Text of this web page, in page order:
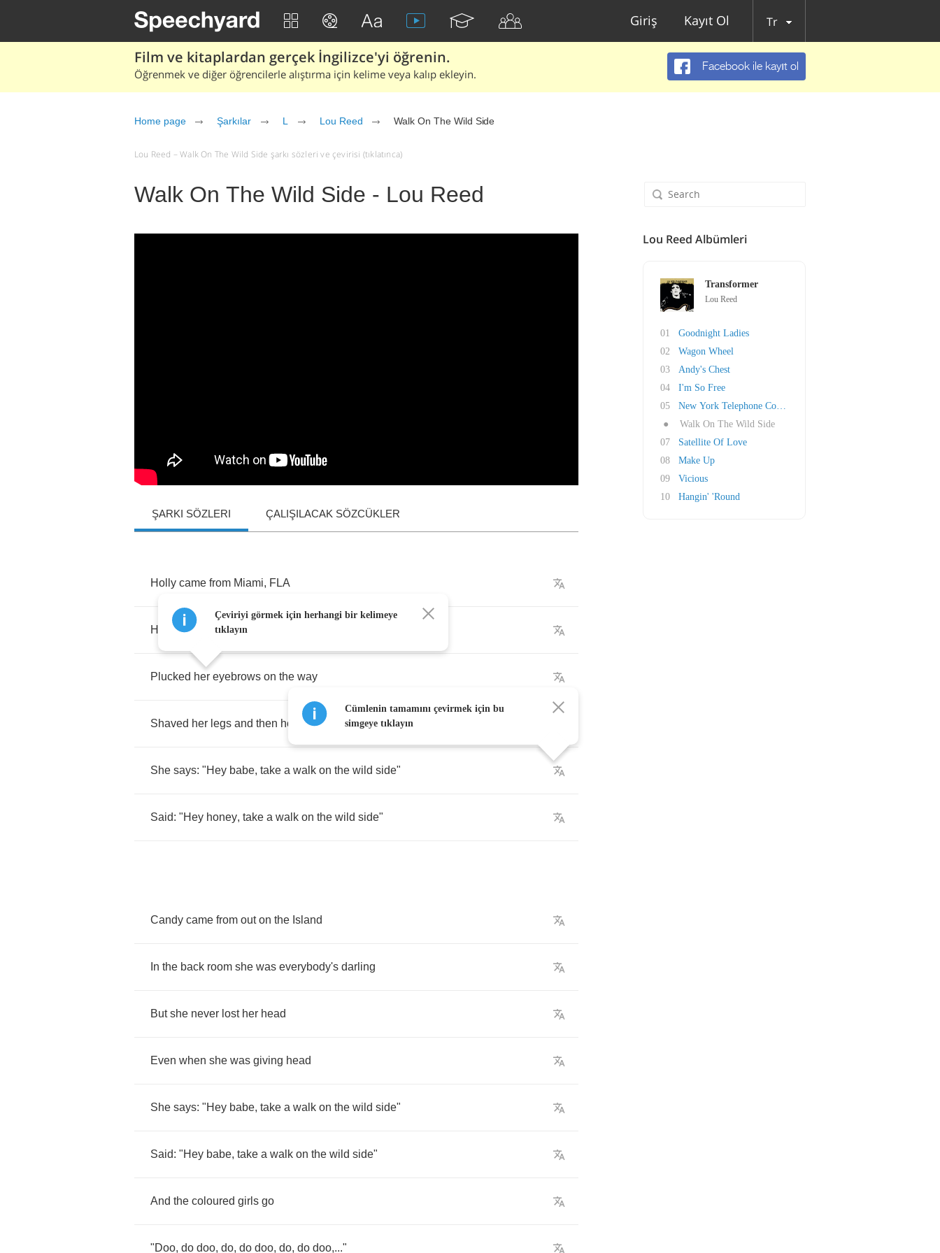
Giriş Kayıt Ol Tr
Film ve kitaplardan gerçek İngilizce'yi öğrenin.
Öğrenmek ve diğer öğrencilerle alıştırma için kelime veya kalıp ekleyin.
Facebook ile kayıt ol
Home page Şarkılar L Lou Reed Walk On The Wild Side
Lou Reed – Walk On The Wild Side şarkı sözleri ve çevirisi (tıklatınca)
Walk On The Wild Side - Lou Reed
ŞARKI SÖZLERI ÇALIŞILACAK SÖZCÜKLER
Holly came from Miami, FLA
Hitch-hiked her way
Plucked her eyebrows on the way
Shaved her legs and then he was a she
She says: "Hey babe, take a walk on the wild side"
Said: "Hey honey, take a walk on the wild side"
Candy came from out on the Island
In the back room she was everybody's darling
But she never lost her head
Even when she was giving head
She says: "Hey babe, take a walk on the wild side"
Said: "Hey babe, take a walk on the wild side"
And the coloured girls go
"Doo, do doo, do, do doo, do, do doo,..."
Çeviriyi görmek için herhangi bir kelimeye
tıklayın
Cümlenin tamamını çevirmek için bu
simgeye tıklayın
Lou Reed Albümleri
Transformer
Lou Reed
01
Goodnight Ladies
02
Wagon Wheel
03
Andy's Chest
04
I'm So Free
05
New York Telephone Conversation
●
Walk On The Wild Side
07
Satellite Of Love
08
Make Up
09
Vicious
10
Hangin' 'Round